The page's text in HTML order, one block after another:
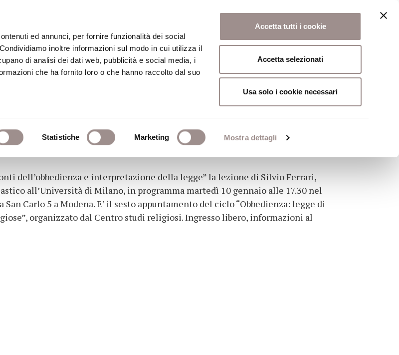
ed annunci, per fornire funzionalità dei social
inoltre informazioni sul modo in cui utilizza il
di analisi dei dati web, pubblicità e social media, i
che ha fornito loro o che hanno raccolto dal suo
Statistiche Marketing Mostra dettagli
Accetta tutti i cookie
Accetta selezionati
Usa solo i cookie necessari
Culturale Centro Studi Religiosi Scuola Alti Studi
di Silvio Ferrari su obbedienza e
dell’obbedienza e interpretazione della legge” la lezione di Silvio Ferrari,
all’Università di Milano, in programma martedì 10 gennaio alle 17.30 nel
Carlo 5 a Modena. E’ il sesto appuntamento del ciclo “Obbedienza: legge di
organizzato dal Centro studi religiosi. Ingresso libero, informazioni al